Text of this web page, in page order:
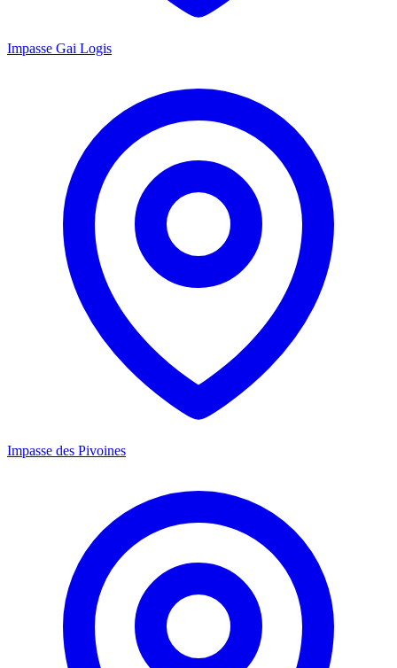
Impasse Gai Logis
Impasse des Pivoines